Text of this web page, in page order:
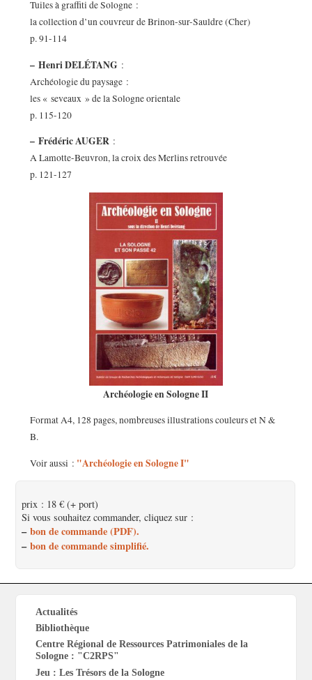
Tuiles à graffiti de Sologne :
la collection d’un couvreur de Brinon-sur-Sauldre (Cher)
p. 91-114
– Henri DELÉTANG :
Archéologie du paysage :
les « seveaux » de la Sologne orientale
p. 115-120
– Frédéric AUGER:
A Lamotte-Beuvron, la croix des Merlins retrouvée
p. 121-127
Archéologie en Sologne II
Format A4, 128 pages, nombreuses illustrations couleurs et N &
B.
Voir aussi : "Archéologie en Sologne I"
prix : 18 € (+ port)
Si vous souhaitez commander, cliquez sur :
– bon de commande (PDF).
– bon de commande simplifié.
Actualités
Bibliothèque
Centre Régional de Ressources Patrimoniales de la
Sologne : "C2RPS"
Jeu : Les Trésors de la Sologne